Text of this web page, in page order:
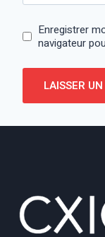
Enregistrer
navigateur
Alternative: